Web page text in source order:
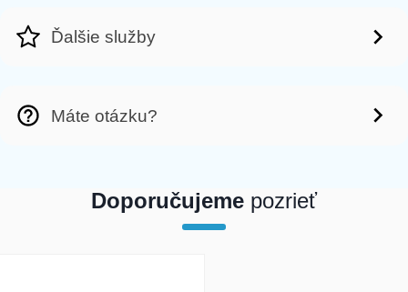
Ďalšie služby
Máte otázku?
Doporučujeme pozrieť